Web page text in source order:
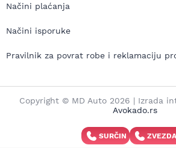
Načini plaćanja
Načini isporuke
Pravilnik za povrat robe i reklamaciju
Copyright © MD Auto 2026 | Izrada
Avokado.rs
SURČIN